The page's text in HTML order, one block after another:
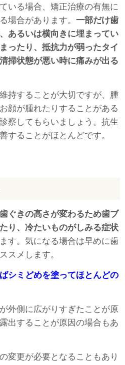
いる場合、矯正治療の有無に
場合があります。 一部だけ歯
あるいは横向きに埋まってい
ったり、抵抗力が弱ったタイ
掃状態が悪い時に痛みが出る
持することが大切ですが、腫
顔が腫れたりすることがある
察してもらいましょう。抗生
することがほとんどです。
ぐきの高さが変わるため歯ブ
り、冷たいものがしみる症状
す。気になる場合は早めに歯
スメします。
シミどめを塗ってほとんどの
外側に広がりすぎたことが原
出することが原因の場合もあ
変更が必要となることもあり